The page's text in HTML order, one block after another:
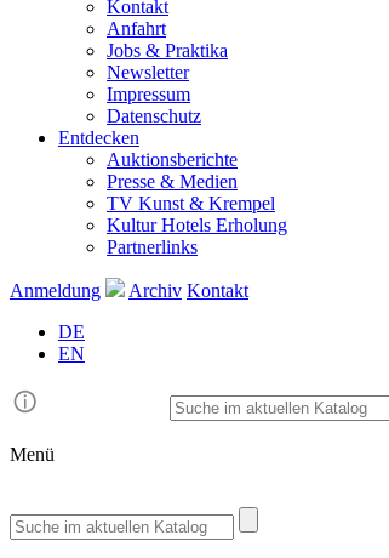
Kontakt
Anfahrt
Jobs & Praktika
Newsletter
Impressum
Datenschutz
Entdecken
Auktionsberichte
Presse & Medien
TV Kunst & Krempel
Kultur Hotels Erholung
Partnerlinks
Anmeldung Archiv Kontakt
DE
EN
Menü